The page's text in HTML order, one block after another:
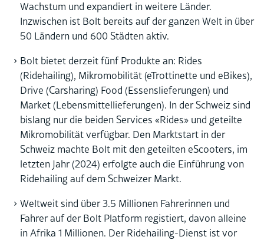
Wachstum und expandiert in weitere Länder.
Inzwischen ist Bolt bereits auf der ganzen Welt in über
50 Ländern und 600 Städten aktiv.
Bolt bietet derzeit fünf Produkte an: Rides
(Ridehailing), Mikromobilität (eTrottinette und eBikes),
Drive (Carsharing) Food (Essenslieferungen) und
Market (Lebensmittellieferungen). In der Schweiz sind
bislang nur die beiden Services «Rides» und geteilte
Mikromobilität verfügbar. Den Marktstart in der
Schweiz machte Bolt mit den geteilten eScooters, im
letzten Jahr (2024) erfolgte auch die Einführung von
Ridehailing auf dem Schweizer Markt.
Weltweit sind über 3.5 Millionen Fahrerinnen und
Fahrer auf der Bolt Platform registiert, davon alleine
in Afrika 1 Millionen. Der Ridehailing-Dienst ist vor